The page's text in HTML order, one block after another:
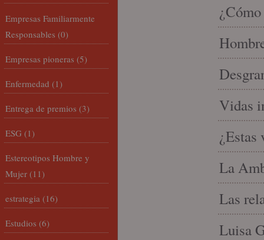
Vidas
¿Estas
La
Las
Luisa
Empresas Familiarmente
Responsables (0)
Empresas pioneras (5)
Enfermedad (1)
Entrega de premios (3)
ESG (1)
Estereotipos Hombre y
Mujer (11)
estrategia (16)
Estudios (6)